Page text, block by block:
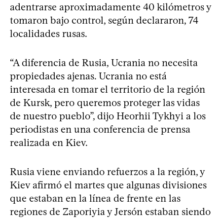
adentrarse aproximadamente 40 kilómetros y
tomaron bajo control, según declararon, 74
localidades rusas.
“A diferencia de Rusia, Ucrania no necesita
propiedades ajenas. Ucrania no está
interesada en tomar el territorio de la región
de Kursk, pero queremos proteger las vidas
de nuestro pueblo”, dijo Heorhii Tykhyi a los
periodistas en una conferencia de prensa
realizada en Kiev.
Rusia viene enviando refuerzos a la región, y
Kiev afirmó el martes que algunas divisiones
que estaban en la línea de frente en las
regiones de Zaporiyia y Jersón estaban siendo